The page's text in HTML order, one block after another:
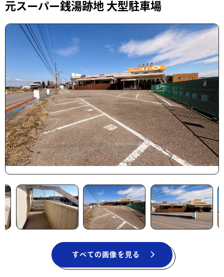
元スーパー銭湯跡地 大型駐車場
すべての画像を見る